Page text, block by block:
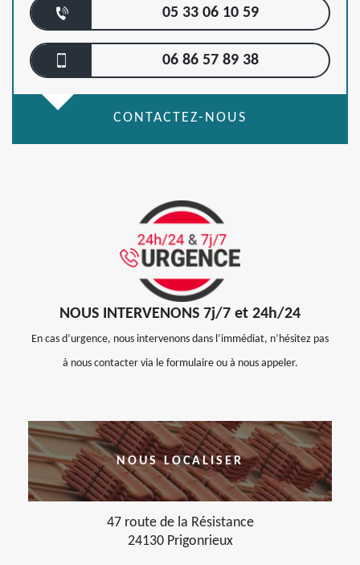
05 33 06 10 59
06 86 57 89 38
CONTACTEZ-NOUS
NOUS INTERVENONS 7j/7 et 24h/24
En cas d’urgence, nous intervenons dans l’immédiat, n’hésitez pas
à nous contacter via le formulaire ou à nous appeler.
NOUS LOCALISER
47 route de la Résistance
24130 Prigonrieux